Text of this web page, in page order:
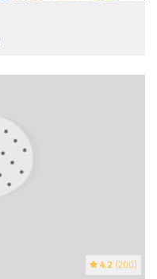
4.2 (200)